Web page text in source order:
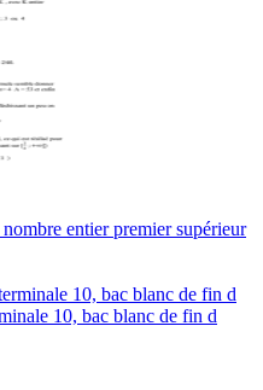
entier premier supérieur
10, bac blanc de fin d